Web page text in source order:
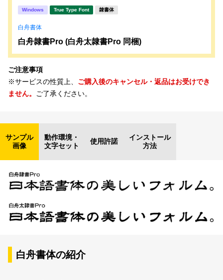
Windows True Type Font 隷書体
白舟書体
白舟隷書Pro (白舟太隷書Pro 同梱)
ご注意事項
※サービスの性質上、 ご購入後のキャンセル・返品はお受けでき
ません。
ご了承ください。
サンプル
画像
動作環境・
文字セット
使用許諾
インストール
方法
白舟書体の紹介